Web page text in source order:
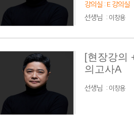
강의실 : E 강의실
선생님 : 이창용
[현장강의
의고사A
선생님 : 이창용